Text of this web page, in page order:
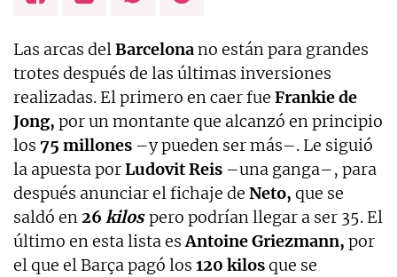
Las arcas delBarcelonano están para grandes
trotes después de las últimas inversiones
realizadas. El primero en caer fue Frankie de
Jong, por un montante que alcanzó en principio
los 75 millones –y pueden ser más–. Le siguió
la apuesta porLudovit Reis –una ganga–, para
después anunciar el fichaje de Neto, que se
saldó en26 kilospero podrían llegar a ser 35. El
último en esta lista esAntoine Griezmann, por
el que el Barça pagó los 120 kilosque se